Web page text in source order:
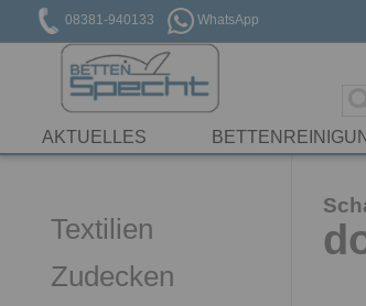
08381-940133 WhatsApp
AKTUELLES
Textilien
Zudecken